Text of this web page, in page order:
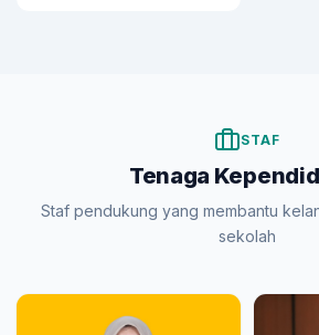
STAF
Tenaga
Staf pendukung yang membantu
sekolah